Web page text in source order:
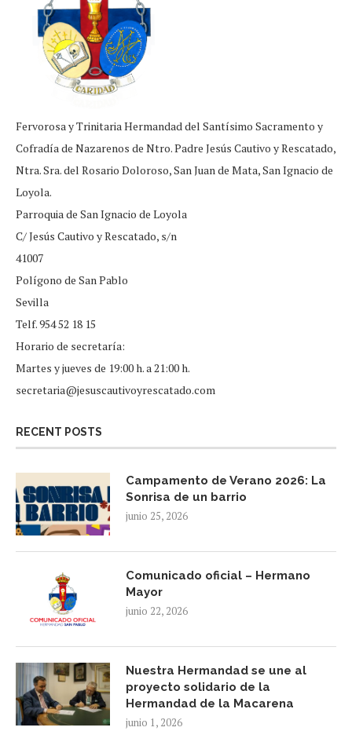
Fervorosa y Trinitaria Hermandad del Santísimo Sacramento y
Cofradía de Nazarenos de Ntro. Padre Jesús Cautivo y Rescatado,
Ntra. Sra. del Rosario Doloroso, San Juan de Mata, San Ignacio de
Loyola.
Parroquia de San Ignacio de Loyola
C/ Jesús Cautivo y Rescatado, s/n
41007
Polígono de San Pablo
Sevilla
Telf. 954 52 18 15
Horario de secretaría:
Martes y jueves de 19:00 h. a 21:00 h.
secretaria@jesuscautivoyrescatado.com
RECENT POSTS
Campamento de Verano 2026: La
Sonrisa de un barrio
junio 25, 2026
Comunicado oficial – Hermano
Mayor
junio 22, 2026
Nuestra Hermandad se une al
proyecto solidario de la
Hermandad de la Macarena
junio 1, 2026